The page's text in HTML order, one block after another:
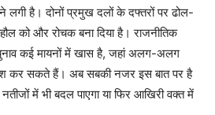
है। दोनों प्रमुख दलों के दफ्तरों पर ढोल-
को और रोचक बना दिया है। राजनीतिक
कई मायनों में खास है, जहां अलग-अलग
कर सकते हैं। अब सबकी नजर इस बात पर है
में भी बदल पाएगा या फिर आखिरी वक्त में